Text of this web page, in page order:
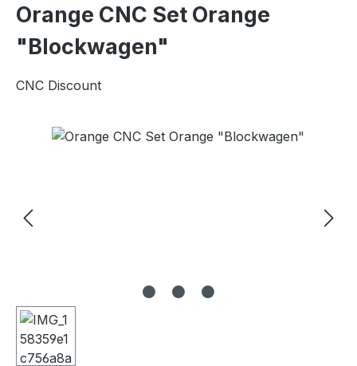
Orange CNC Set Orange
"Blockwagen"
CNC Discount
Bildergalerie überspringen